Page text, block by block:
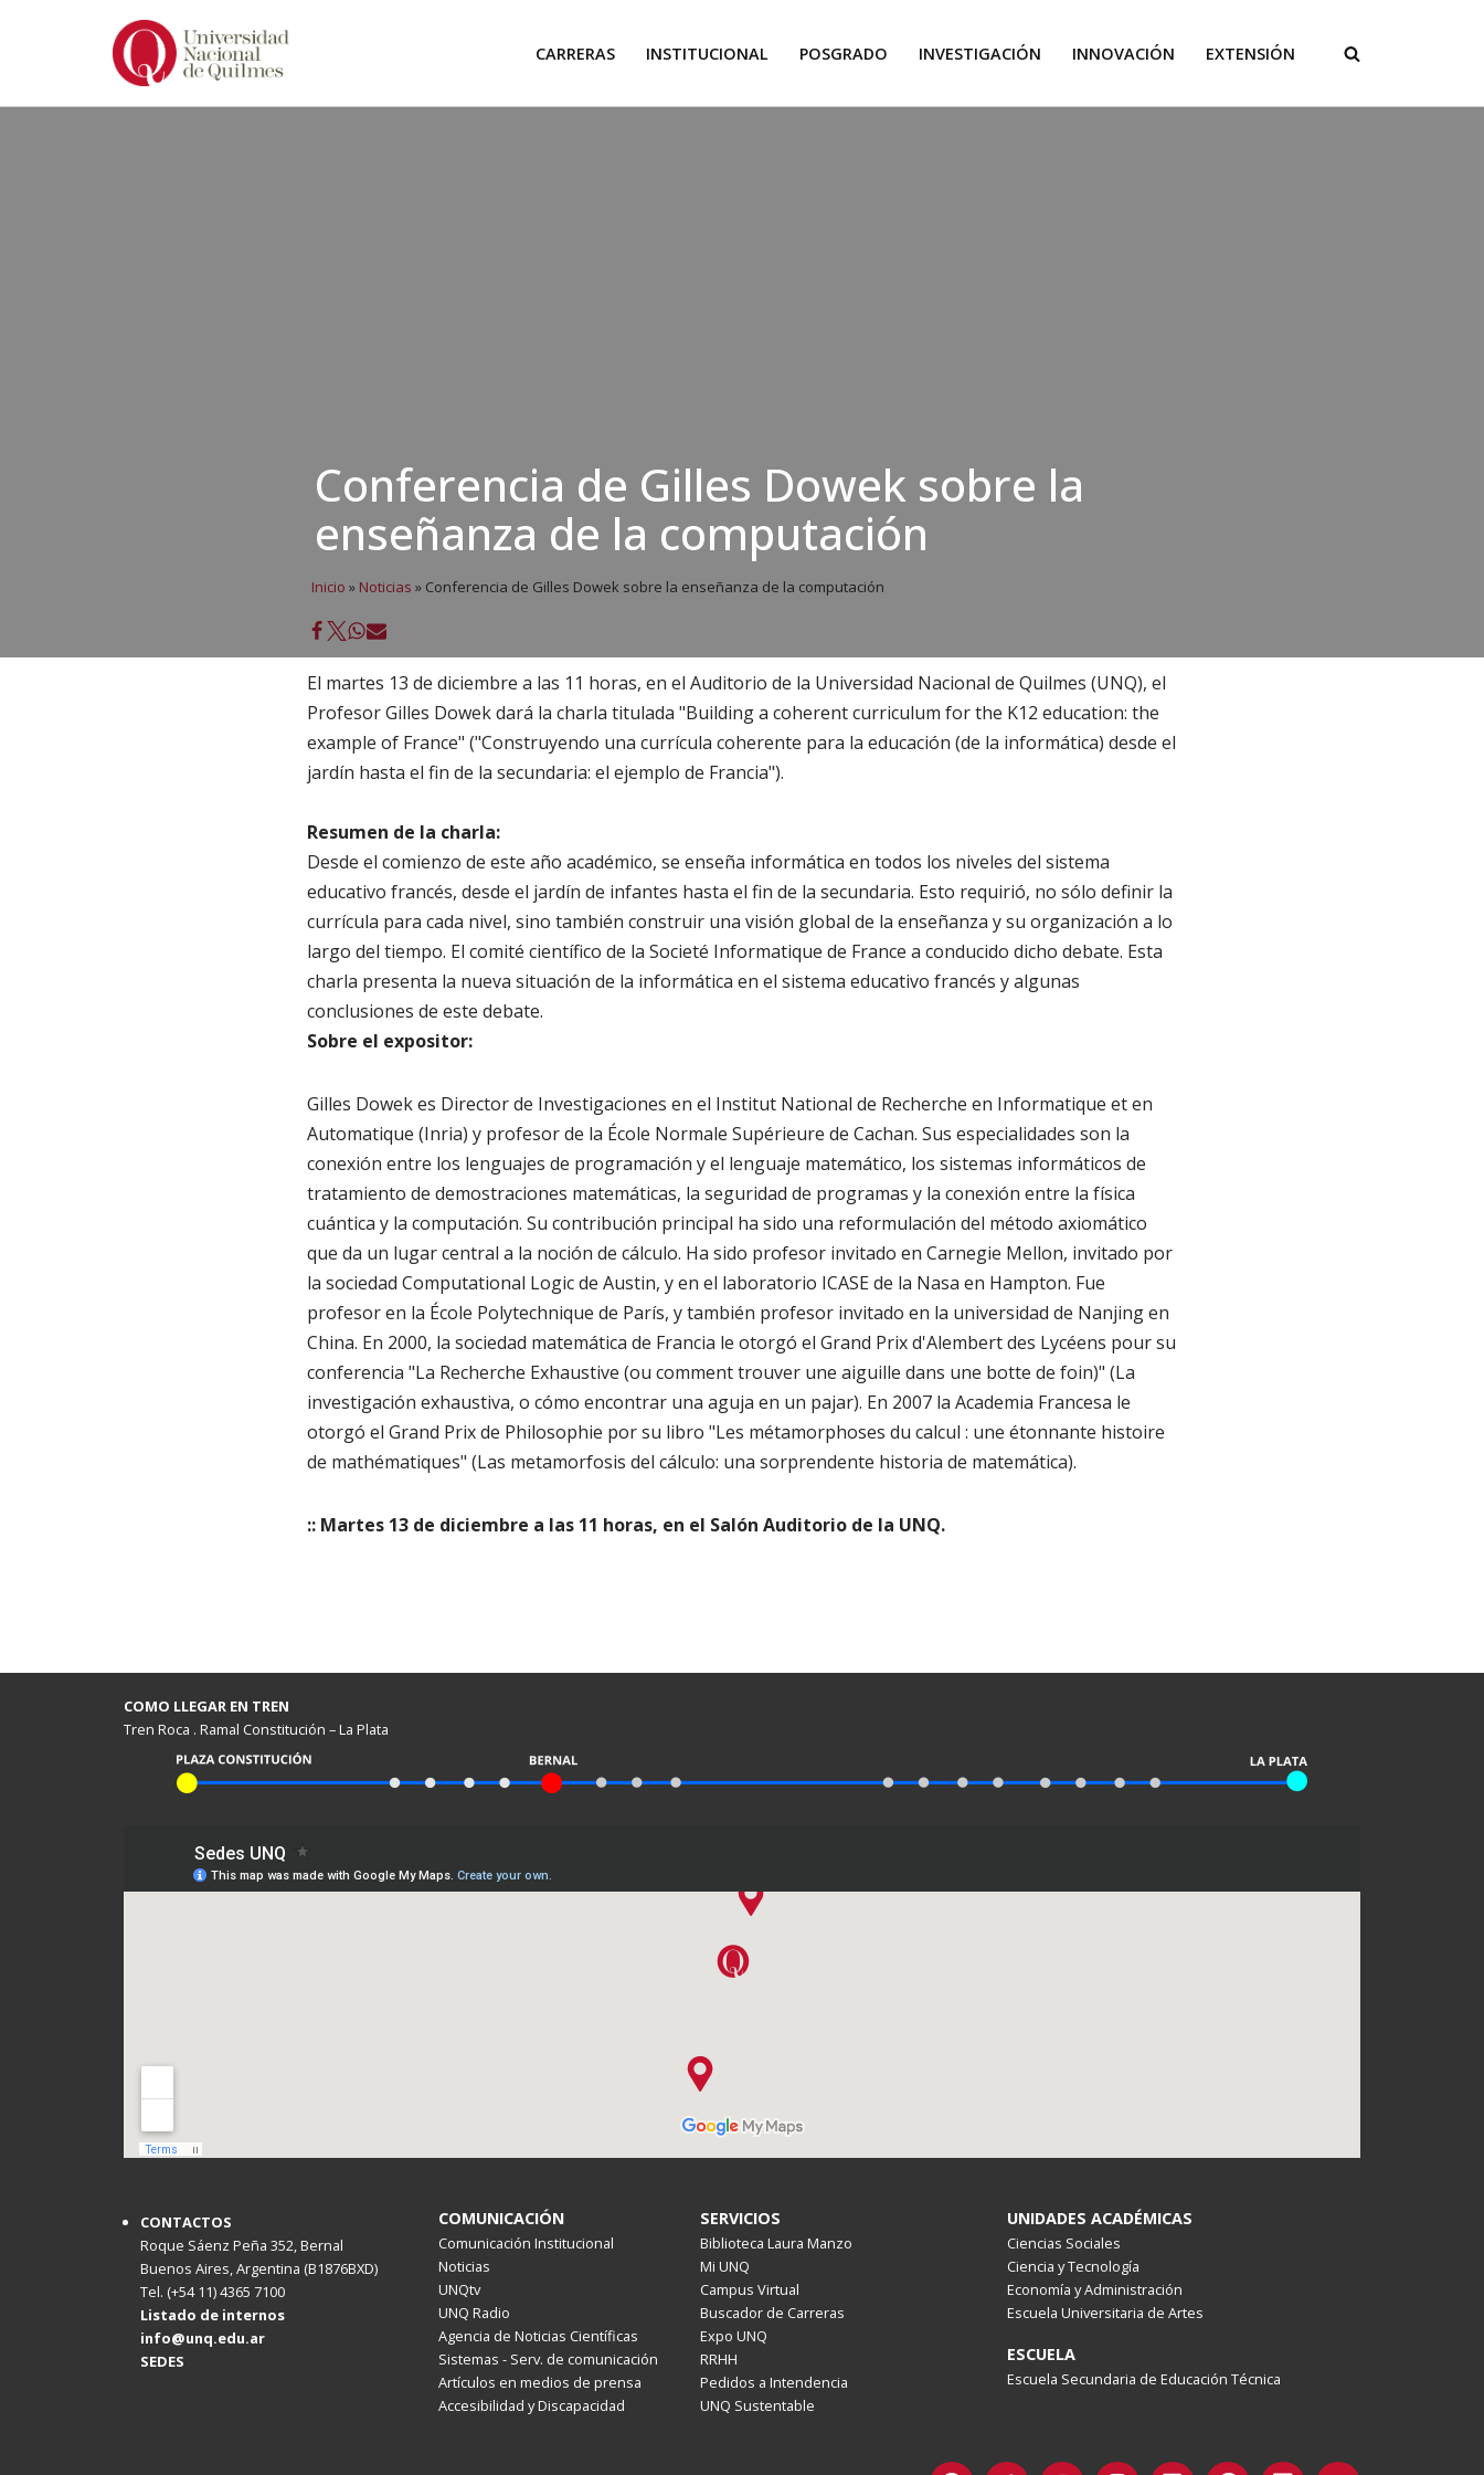
CARRERAS INSTITUCIONAL POSGRADO INVESTIGACIÓN INNOVACIÓN EXTENSIÓN
Conferencia de Gilles Dowek sobre la
enseñanza de la computación
Inicio » Noticias » Conferencia de Gilles Dowek sobre la enseñanza de la computación
El martes 13 de diciembre a las 11 horas, en el Auditorio de la Universidad Nacional de Quilmes (UNQ), el
Profesor Gilles Dowek dará la charla titulada "Building a coherent curriculum for the K12 education: the
example of France" ("Construyendo una currícula coherente para la educación (de la informática) desde el
jardín hasta el fin de la secundaria: el ejemplo de Francia").
Resumen de la charla:
Desde el comienzo de este año académico, se enseña informática en todos los niveles del sistema
educativo francés, desde el jardín de infantes hasta el fin de la secundaria. Esto requirió, no sólo definir la
currícula para cada nivel, sino también construir una visión global de la enseñanza y su organización a lo
largo del tiempo. El comité científico de la Societé Informatique de France a conducido dicho debate. Esta
charla presenta la nueva situación de la informática en el sistema educativo francés y algunas
conclusiones de este debate.
Sobre el expositor:
Gilles Dowek es Director de Investigaciones en el Institut National de Recherche en Informatique et en
Automatique (Inria) y profesor de la École Normale Supérieure de Cachan. Sus especialidades son la
conexión entre los lenguajes de programación y el lenguaje matemático, los sistemas informáticos de
tratamiento de demostraciones matemáticas, la seguridad de programas y la conexión entre la física
cuántica y la computación. Su contribución principal ha sido una reformulación del método axiomático
que da un lugar central a la noción de cálculo. Ha sido profesor invitado en Carnegie Mellon, invitado por
la sociedad Computational Logic de Austin, y en el laboratorio ICASE de la Nasa en Hampton. Fue
profesor en la École Polytechnique de París, y también profesor invitado en la universidad de Nanjing en
China. En 2000, la sociedad matemática de Francia le otorgó el Grand Prix d'Alembert des Lycéens pour su
conferencia "La Recherche Exhaustive (ou comment trouver une aiguille dans une botte de foin)" (La
investigación exhaustiva, o cómo encontrar una aguja en un pajar). En 2007 la Academia Francesa le
otorgó el Grand Prix de Philosophie por su libro "Les métamorphoses du calcul : une étonnante histoire
de mathématiques" (Las metamorfosis del cálculo: una sorprendente historia de matemática).
:: Martes 13 de diciembre a las 11 horas, en el Salón Auditorio de la UNQ.
COMO LLEGAR EN TREN
Tren Roca . Ramal Constitución – La Plata
CONTACTOS
Roque Sáenz Peña 352, Bernal
Buenos Aires, Argentina (B1876BXD)
Tel. (+54 11) 4365 7100
Listado de internos
info@unq.edu.ar
SEDES
COMUNICACIÓN
Comunicación Institucional
Noticias
UNQtv
UNQ Radio
Agencia de Noticias Científicas
Sistemas - Serv. de comunicación
Artículos en medios de prensa
Accesibilidad y Discapacidad
SERVICIOS
Biblioteca Laura Manzo
Mi UNQ
Campus Virtual
Buscador de Carreras
Expo UNQ
RRHH
Pedidos a Intendencia
UNQ Sustentable
UNIDADES ACADÉMICAS
Ciencias Sociales
Ciencia y Tecnología
Economía y Administración
Escuela Universitaria de Artes
ESCUELA
Escuela Secundaria de Educación Técnica